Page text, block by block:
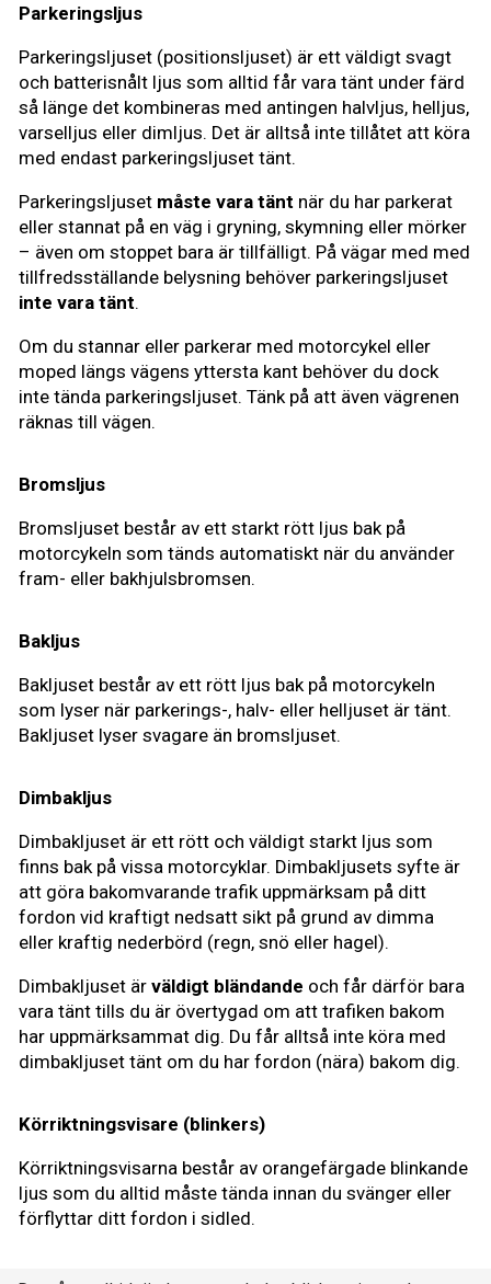
Parkeringsljus
Parkeringsljuset (positionsljuset) är ett väldigt svagt
och batterisnålt ljus som alltid får vara tänt under färd
så länge det kombineras med antingen halvljus, helljus,
varselljus eller dimljus. Det är alltså inte tillåtet att köra
med endast parkeringsljuset tänt.
Parkeringsljuset måste vara tänt när du har parkerat
eller stannat på en väg i gryning, skymning eller mörker
– även om stoppet bara är tillfälligt. På vägar med med
tillfredsställande belysning behöver parkeringsljuset
inte vara tänt.
Om du stannar eller parkerar med motorcykel eller
moped längs vägens yttersta kant behöver du dock
inte tända parkeringsljuset. Tänk på att även vägrenen
räknas till vägen.
Bromsljus
Bromsljuset består av ett starkt rött ljus bak på
motorcykeln som tänds automatiskt när du använder
fram- eller bakhjulsbromsen.
Bakljus
Bakljuset består av ett rött ljus bak på motorcykeln
som lyser när parkerings-, halv- eller helljuset är tänt.
Bakljuset lyser svagare än bromsljuset.
Dimbakljus
Dimbakljuset är ett rött och väldigt starkt ljus som
finns bak på vissa motorcyklar. Dimbakljusets syfte är
att göra bakomvarande trafik uppmärksam på ditt
fordon vid kraftigt nedsatt sikt på grund av dimma
eller kraftig nederbörd (regn, snö eller hagel).
Dimbakljuset är väldigt bländande och får därför bara
vara tänt tills du är övertygad om att trafiken bakom
har uppmärksammat dig. Du får alltså inte köra med
dimbakljuset tänt om du har fordon (nära) bakom dig.
Körriktningsvisare (blinkers)
Körriktningsvisarna består av orangefärgade blinkande
ljus som du alltid måste tända innan du svänger eller
förflyttar ditt fordon i sidled.